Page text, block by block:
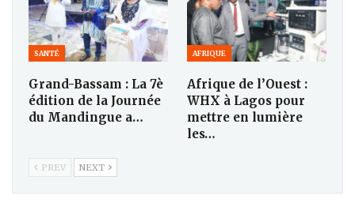
SANTÉ
Grand-Bassam : La 7è
édition de la Journée
du Mandingue a…
AFRIQUE
Afrique de l’Ouest :
WHX à Lagos pour
mettre en lumière
les…
PREV NEXT